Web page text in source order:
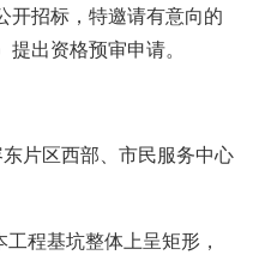
开招标，特邀请有意向的
出资格预审申请。
片区西部、市民服务中心
程基坑整体上呈矩形，